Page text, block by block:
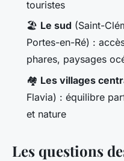
touristes
🏖️ Le sud (Saint-
Portes-en-Ré) :
phares, paysages
🏘️ Les villages
Flavia) : équilibre
et nature
Les questions